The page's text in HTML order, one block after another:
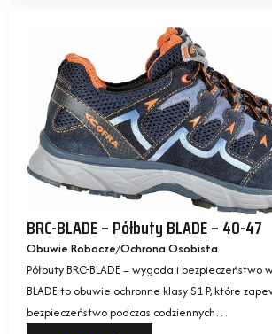
BRC-BLADE – Półbuty BLADE – 40-47
Obuwie Robocze Ochrona Osobista
Półbuty BRC-BLADE – wygoda i bezpieczeństwo
BLADE to obuwie ochronne klasy S1 P, które
bezpieczeństwo podczas codziennych…